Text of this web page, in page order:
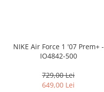
NIKE Air Force 1 '07 Prem+ -
IO4842-500
729,00 Lei
649,00 Lei